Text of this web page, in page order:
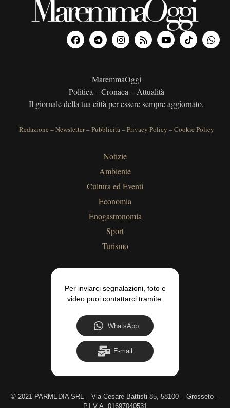
MaremmaOggi
Politica – Cronaca – Attualità
Il giornale della tua città per essere sempre aggiornato.
Redazione –Newsletter–Pubblicità–Privacy Policy –Cookie Policy
Notizie
Ambiente
Cultura ed Eventi
Economia
Enogastronomia
Sport
Turismo
Per inviarci segnalazioni, foto e
video puoi contattarci tramite:
WhatsApp
E-mail
© 2021 PARMEDIA SRL – Via Cesare Battisti 85, 58100 – Grosseto –
P.I.V.A. 01697040531